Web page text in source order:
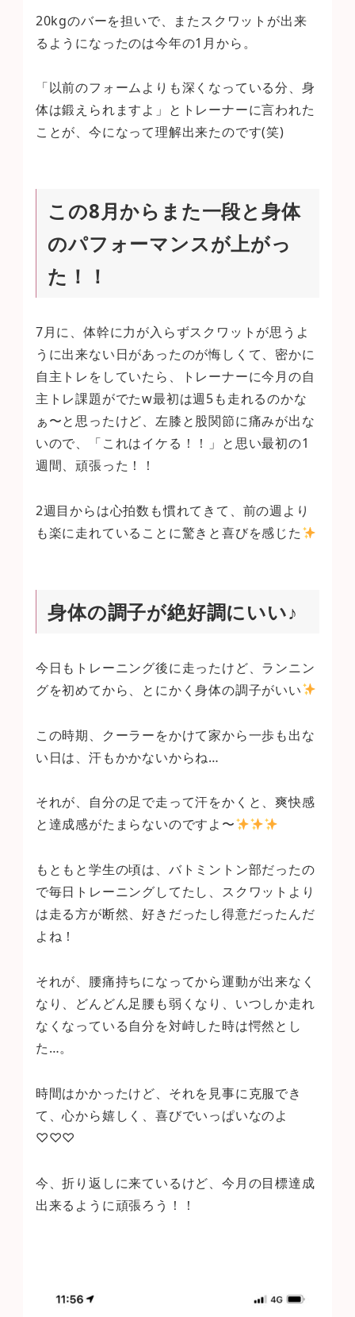
20kgのバーを担いで、またスクワットが出来
るようになったのは今年の1月から。
「以前のフォームよりも深くなっている分、身
体は鍛えられますよ」とトレーナーに言われた
ことが、今になって理解出来たのです(笑)
この8月からまた一段と身体
のパフォーマンスが上がっ
た！！
7月に、体幹に力が入らずスクワットが思うよ
うに出来ない日があったのが悔しくて、密かに
自主トレをしていたら、トレーナーに今月の自
主トレ課題がでたw最初は週5も走れるのかな
ぁ〜と思ったけど、左膝と股関節に痛みが出な
いので、「これはイケる！！」と思い最初の1
週間、頑張った！！
2週目からは心拍数も慣れてきて、前の週より
も楽に走れていることに驚きと喜びを感じた
身体の調子が絶好調にいい♪
今日もトレーニング後に走ったけど、ランニン
グを初めてから、とにかく身体の調子がいい
この時期、クーラーをかけて家から一歩も出な
い日は、汗もかかないからね…
それが、自分の足で走って汗をかくと、爽快感
と達成感がたまらないのですよ〜
もともと学生の頃は、バトミントン部だったの
で毎日トレーニングしてたし、スクワットより
は走る方が断然、好きだったし得意だったんだ
よね！
それが、腰痛持ちになってから運動が出来なく
なり、どんどん足腰も弱くなり、いつしか走れ
なくなっている自分を対峙した時は愕然とし
た…。
時間はかかったけど、それを見事に克服でき
て、心から嬉しく、喜びでいっぱいなのよ
♡♡♡
今、折り返しに来ているけど、今月の目標達成
出来るように頑張ろう！！